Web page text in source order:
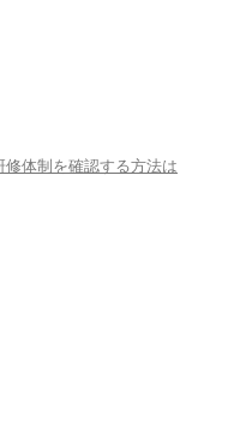
体制を確認する方法は